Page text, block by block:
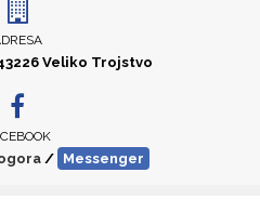
Veliko Trojstvo
/ Messenger